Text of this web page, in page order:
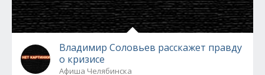
Владимир Соловьев расскажет правду
о кризисе
Афиша Челябинска